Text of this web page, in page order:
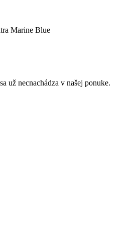
Marine Blue
už necnachádza v našej ponuke.